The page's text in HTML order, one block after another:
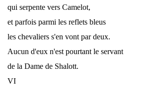
qui serpente vers Camelot,
et parfois parmi les reflets bleus
les chevaliers s'en vont par deux.
Aucun d'eux n'est pourtant le servant
de la Dame de Shalott.
VI